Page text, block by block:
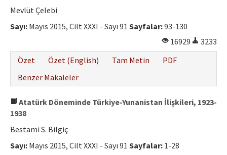
Mevlüt Çelebi
Sayı: Mayıs 2015, Cilt XXXI - Sayı 91 Sayfalar:93-130
16929
3233
Özet
Özet (English) Tam Metin
PDF
Benzer Makaleler
Atatürk Döneminde Türkiye-Yunanistan İlişkileri, 1923-
1938
Bestami S. Bilgiç
Sayı: Mayıs 2015, Cilt XXXI - Sayı 91 Sayfalar: 1-28